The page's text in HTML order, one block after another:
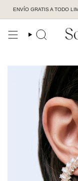
contenido
ENVÍO GRATIS A TODO
BÚSQUEDA